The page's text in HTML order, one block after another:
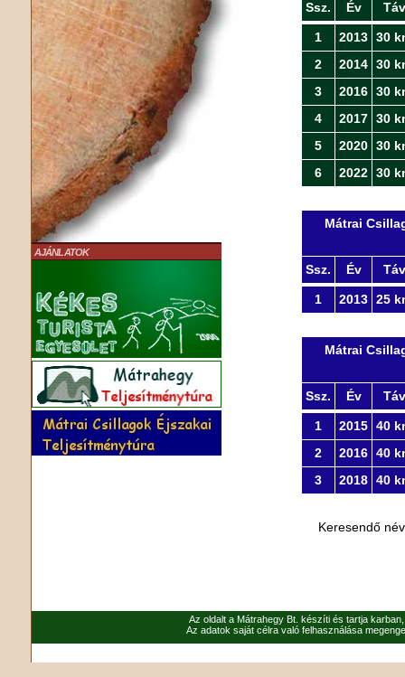
AJÁNLATOK
Ssz. Év Táv
1 2013 30
2
2014 30
3
2016 30
4
2017 30
5
2020 30
6
2022 30
Mátrai
Ssz. Év Táv
1 2013 25
Mátrai
Ssz. Év Táv
1 2015 40
2
2016 40
3
2018 40
Keresendő
Az oldalt a Mátrahegy Bt. készíti és tartja
Az adatok saját célra való felhasználása